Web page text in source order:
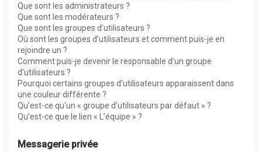
Que sont les administrateurs ?
Que sont les modérateurs ?
Que sont les groupes d’utilisateurs ?
Où sont les groupes d’utilisateurs et comment puis-je en
rejoindre un ?
Comment puis-je devenir le responsable d’un groupe
d’utilisateurs ?
Pourquoi certains groupes d’utilisateurs apparaissent dans
une couleur différente ?
Qu’est-ce qu’un « groupe d’utilisateurs par défaut » ?
Qu’est-ce que le lien « L’équipe » ?
Messagerie privée